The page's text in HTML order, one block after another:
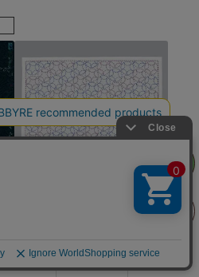
ガイド 店舗情報 ログイン
フェア
メール便6個まで可
和泉木綿(さらし)使用